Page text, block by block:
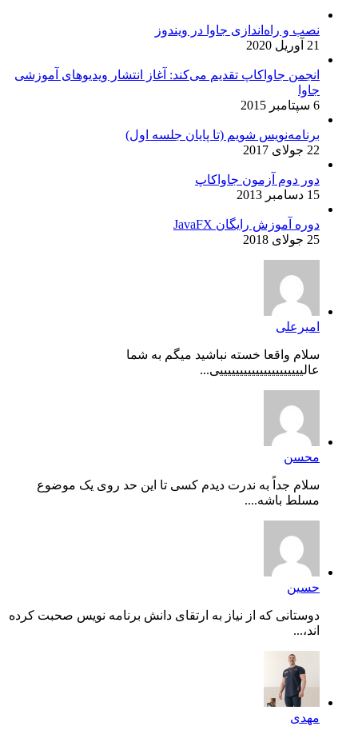
نصب و راه‌اندازی جاوا در ویندوز
21 آوریل 2020
انجمن جاواکاپ تقدیم می‌کند: آغاز انتشار ویدیوهای آموزشی
جاوا
6 سپتامبر 2015
برنامه‌نویس شویم (تا پایان جلسه اول)
22 جولای 2017
دور دوم آزمون جاواکاپ
15 دسامبر 2013
دوره آموزش رایگان JavaFX
25 جولای 2018
امیرعلی
سلام واقعا خسته نباشید میگم به شما
عالیییییییییییییییییییییی...
محسن
سلام جداً به ندرت دیدم کسی تا این حد روی یک موضوع
مسلط باشه....
حسین
دوستانی که از نیاز به ارتقای دانش برنامه نویس صحبت کرده
اند،...
مهدی